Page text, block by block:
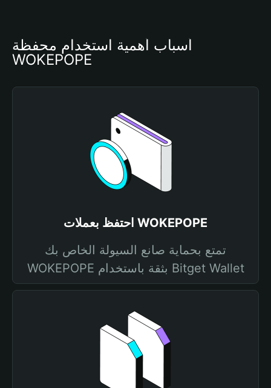
أسباب أهمية استخدام محفظة
WOKEPOPE
احتفظ بعملات WOKEPOPE
تمتع بحماية صانع السيولة الخاص بك
WOKEPOPE بثقة باستخدام Bitget Wallet